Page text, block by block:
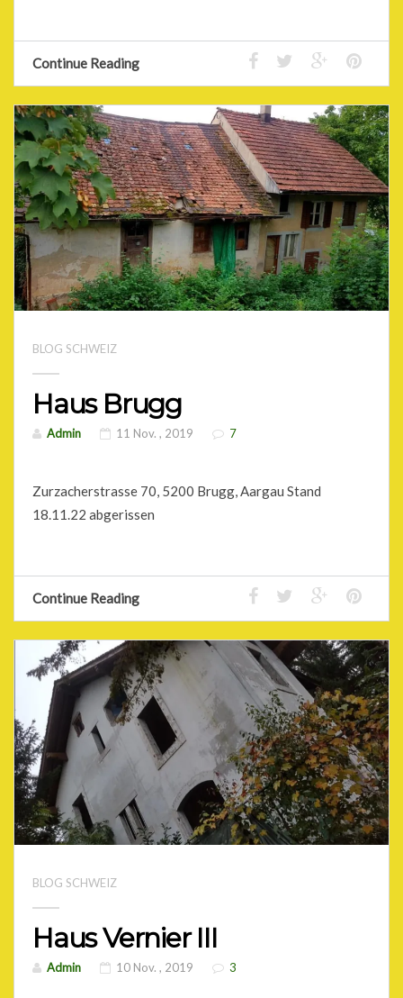
Continue Reading
BLOG SCHWEIZ
Haus Brugg
Admin 11 Nov. , 2019 7
Zurzacherstrasse 70, 5200 Brugg, Aargau Stand
18.11.22 abgerissen
Continue Reading
BLOG SCHWEIZ
Haus Vernier III
Admin 10 Nov. , 2019 3